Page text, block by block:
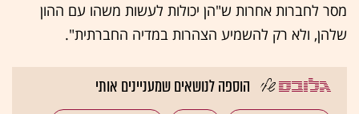
מסר לחברות אחרות ש"הן יכולות לעשות משהו עם ההון
שלהן, ולא רק להשמיע הצהרות במדיה החברתית".
הוספה לנושאים שמעניינים אותי